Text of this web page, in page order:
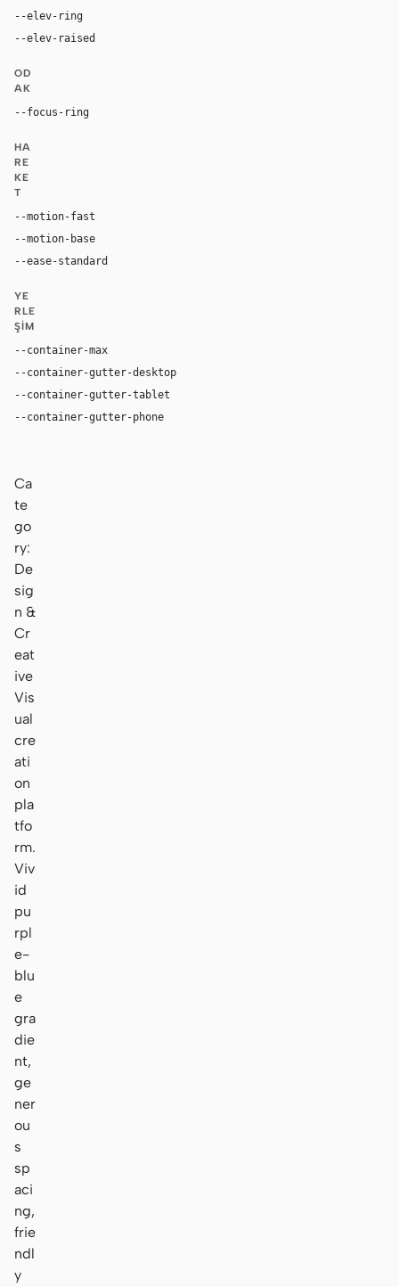
--elev-ring
--elev-raised
OD
AK
--focus-ring
HA
RE
KE
T
--motion-fast
--motion-base
--ease-standard
YE
RLE
ŞIM
--container-max
--container-gutter-desktop
--container-gutter-tablet
--container-gutter-phone
Ca
te
go
ry:
De
sig
n &
Cr
eat
ive
Vis
ual
cre
ati
on
pla
tfo
rm.
Viv
id
pu
rpl
e-
blu
e
gra
die
nt,
ge
ner
ou
s
sp
aci
ng,
frie
ndl
y